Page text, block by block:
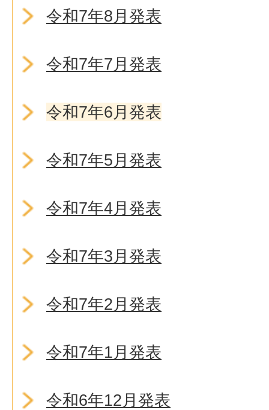
令和7年8月発表
令和7年7月発表
令和7年6月発表
令和7年5月発表
令和7年4月発表
令和7年3月発表
令和7年2月発表
令和7年1月発表
令和6年12月発表